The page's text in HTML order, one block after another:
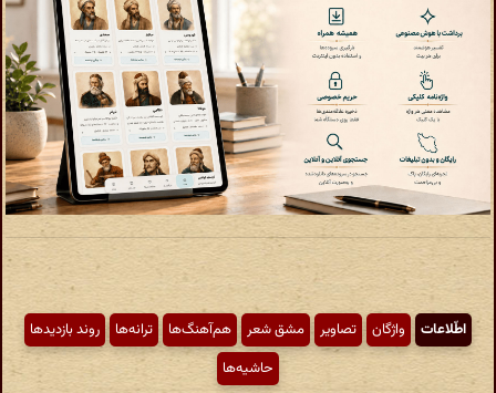
اطّلاعات واژگان تصاویر مشق شعر هم‌آهنگ‌ها ترانه‌ها
روند بازدیدها
حاشیه‌ها